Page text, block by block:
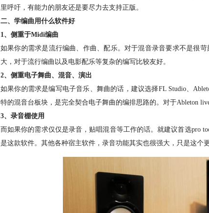
里呼吁，有能力的朋友还是要尽力去支持正版。
二、学编曲用什么软件好
1、侧重于Midi编曲
如果你的需求是流行编曲、作曲、配乐。对于混音录音要求不是很
大，对于流行编曲以及电影配乐等复杂的编写比较友好。
2、侧重电子舞曲、混音、演出
如果你的需求是编写电子音乐、舞曲的话，建议选择FL Studio、
特的混音台板块，是完全契合电子舞曲的编排思路的。对于Ableton
3、录音棚使用
而如果你的需求仅仅是录音，贴唱混音等工作的话。就建议首选pro
是这款软件。其他各种宿主软件，录音功能其实也很强大，只是这个